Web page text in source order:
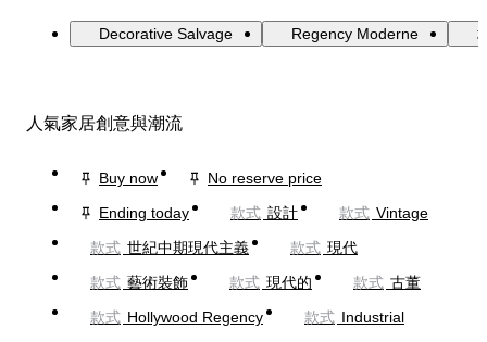
Decorative Salvage Regency Moderne
人氣家居創意與潮流
Buy now
No reserve price
Ending today
款式 設計 款式 Vintage
款式 世紀中期現代主義 款式 現代
款式 藝術裝飾 款式 現代的 款式 古董
款式 Hollywood Regency 款式 Industrial